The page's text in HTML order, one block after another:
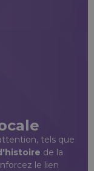
tels que
de la
le lien